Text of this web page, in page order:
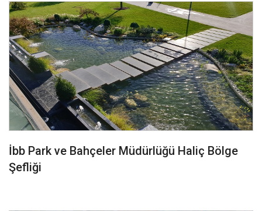
İbb Park ve Bahçeler Müdürlüğü Haliç Bölge
Şefliği